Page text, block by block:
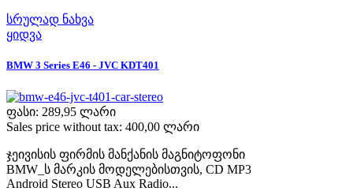
სრულად ნახვა
ყიდვა
BMW 3 Series E46 - JVC KDT401
ფასი: 289,95 ლარი
Sales price without tax: 400,00 ლარი
ჯეივისის ფირმის მანქანის მაგნიტოფონი
BMW_ს მარკის მოდელებისთვის, CD MP3
Android Stereo USB Aux Radio...